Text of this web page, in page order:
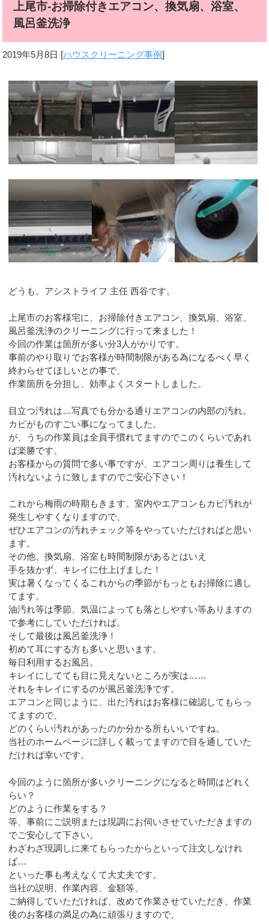
上尾市-お掃除付きエアコン、換気扇、浴室、
風呂釜洗浄
2019年5月8日 [ハウスクリーニング事例]
どうも。アシストライフ 主任 西谷です。
上尾市のお客様宅に、お掃除付きエアコン、換気扇、浴室、
風呂釜洗浄のクリーニングに行って来ました！
今回の作業は箇所が多い分3人がかりです。
事前のやり取りでお客様が時間制限がある為になるべく早く
終わらせてほしいとの事で、
作業箇所を分担し、効率よくスタートしました。
目立つ汚れは…写真でも分かる通りエアコンの内部の汚れ。
カビがものすごい事になってました。
が、うちの作業員は全員手慣れてますのでこのくらいであれ
ば楽勝です。
お客様からの質問で多い事ですが、エアコン周りは養生して
汚れないように致しますのでご安心下さい！
これから梅雨の時期もきます。室内やエアコンもカビ汚れが
発生しやすくなりますので、
ぜひエアコンの汚れチェック等をやっていただければと思い
ます。
その他、換気扇、浴室も時間制限があるとはいえ
手を抜かず、キレイに仕上げました！
実は暑くなってくるこれからの季節がもっともお掃除に適し
てます。
油汚れ等は季節、気温によっても落としやすい等ありますの
で参考にしていただければ。
そして最後は風呂釜洗浄！
初めて耳にする方も多いと思います。
毎日利用するお風呂。
キレイにしてても目に見えないところが実は……
それをキレイにするのが風呂釜洗浄です。
エアコンと同じように、出た汚れはお客様に確認してもらっ
てますので、
どのくらい汚れがあったのか分かる所もいいですね。
当社のホームページに詳しく載ってますので目を通していた
だければ幸いです。
今回のように箇所が多いクリーニングになると時間はどれく
らい？
どのように作業をする？
等、事前にご説明または現調にお伺いさせていただきますの
でご安心して下さい。
わざわざ現調しに来てもらったからといって注文しなけれ
ば…
といった事も考えなくて大丈夫です。
当社の説明、作業内容、金額等、
ご納得していただければ、改めて作業させていただき、作業
後のお客様の満足の為に頑張りますので、